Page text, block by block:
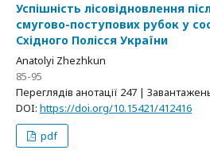
Успішність лісовідновлення
смугово-поступових рубок у
Східного Полісся України
Anatolyi Zhezhkun
85-95
Переглядів анотації 247 |
DOI: https://doi.org/10.15421/412416
pdf